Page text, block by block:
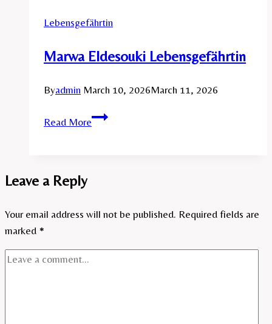
Lebensgefährtin
Marwa Eldesouki Lebensgefährtin
Byadmin March 10, 2026March 11, 2026
Read MoreMarwa
Leave a Reply
Your email address will not be published. Required fields are
marked *